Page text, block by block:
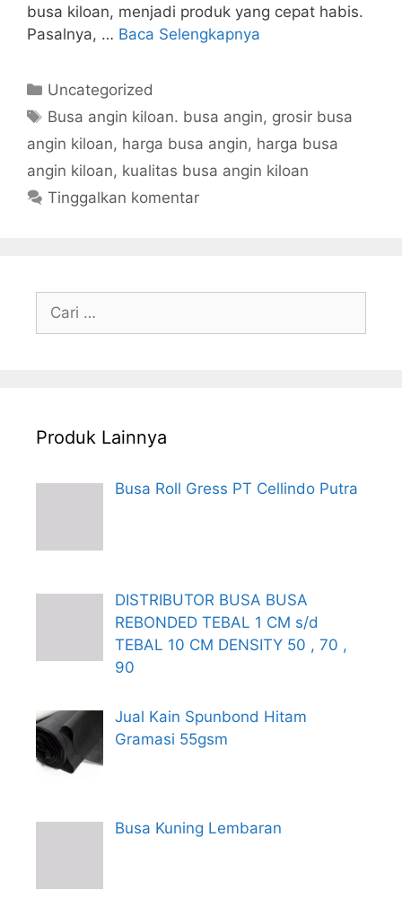
busa kiloan, menjadi produk yang cepat habis.
Pasalnya, … Baca Selengkapnya
Kategori
Uncategorized
Tag
Busa angin kiloan. busa angin, grosir busa
angin kiloan, harga busa angin, harga busa
angin kiloan, kualitas busa angin kiloan
Tinggalkan komentar
Cari
Produk Lainnya
Busa Roll Gress PT Cellindo Putra
DISTRIBUTOR BUSA BUSA
REBONDED TEBAL 1 CM s/d
TEBAL 10 CM DENSITY 50 , 70 ,
90
Jual Kain Spunbond Hitam
Gramasi 55gsm
Busa Kuning Lembaran